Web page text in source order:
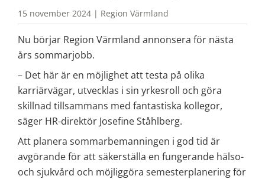
15 november 2024 | Region Värmland
Nu börjar Region Värmland annonsera för nästa
års sommarjobb.
– Det här är en möjlighet att testa på olika
karriärvägar, utvecklas i sin yrkesroll och göra
skillnad tillsammans med fantastiska kollegor,
säger HR-direktör Josefine Ståhlberg.
Att planera sommarbemanningen i god tid är
avgörande för att säkerställa en fungerande hälso-
och sjukvård och möjliggöra semesterplanering för